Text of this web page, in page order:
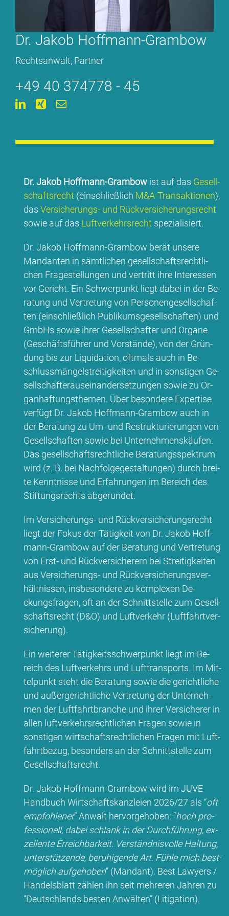
Dr. Ja­kob Hoff­mann-Gram­bow
Rechts­an­walt, Part­ner
+49 40 374778 - 45
Dr. Ja­kob Hoff­mann-Gram­bowist auf das Ge­sell­
schafts­recht (ein­schließ­lich M&A-Transaktionen),
das Ver­si­che­rungs- und Rück­ver­si­che­rungs­recht
so­wie auf das Luft­ver­kehrs­recht spe­zia­li­siert.
Dr. Ja­kob Hoff­mann-Gram­bow be­rät un­se­re
Man­dan­ten in sämt­li­chen ge­sell­schafts­recht­li­
chen Fra­ge­stel­lun­gen und ver­tritt ih­re In­ter­es­sen
vor Ge­richt. Ein Schwer­punkt liegt da­bei in der Be­
ra­tung und Ver­tre­tung von Per­so­nen­ge­sell­schaf­
ten (ein­schließ­lich Pu­bli­kums­ge­sell­schaf­ten) und
GmbHs so­wie ih­rer Ge­sell­schaf­ter und Or­ga­ne
(Ge­schäfts­füh­rer und Vor­stän­de), von der Grün­
dung bis zur Li­qui­da­ti­on, oft­mals auch in Be­
schluss­män­gel­strei­tig­kei­ten und in sons­ti­gen Ge­
sell­schaf­ter­aus­ein­an­der­set­zun­gen so­wie zu Or­
gan­haf­tungs­the­men. Über be­son­de­re Ex­per­ti­se
ver­fügt Dr. Ja­kob Hoff­mann-Gram­bow auch in
der Be­ra­tung zu Um- und Re­struk­tu­rie­run­gen von
Ge­sell­schaf­ten so­wie bei Un­ter­neh­mens­käu­fen.
Das ge­sell­schafts­recht­li­che Be­ra­tungs­spek­trum
wird (z. B. bei Nach­fol­ge­ge­stal­tun­gen) durch brei­
te Kennt­nis­se und Er­fah­run­gen im Be­reich des
Stif­tungs­rechts ab­ge­run­det.
Im Ver­si­che­rungs- und Rück­ver­si­che­rungs­recht
liegt der Fo­kus der Tä­tig­keit von Dr. Ja­kob Hoff­
mann-Gram­bow auf der Be­ra­tung und Ver­tre­tung
von Erst- und Rück­ver­si­che­rern bei Strei­tig­kei­ten
aus Ver­si­che­rungs- und Rück­ver­si­che­rungs­ver­
hält­nis­sen, ins­be­son­de­re zu kom­ple­xen De­
ckungs­fra­gen, oft an der Schnitt­stel­le zum Ge­sell­
schafts­recht (D&O) und Luft­ver­kehr (Luft­fahrt­ver­
si­che­rung).
Ein wei­te­rer Tä­tig­keits­schwer­punkt liegt im Be­
reich des Luft­ver­kehrs und Luft­trans­ports. Im Mit­
tel­punkt steht die Be­ra­tung so­wie die ge­richt­li­che
und au­ßer­ge­richt­li­che Ver­tre­tung der Un­ter­neh­
men der Luft­fahrt­bran­che und ih­rer Ver­si­che­rer in
al­len luft­ver­kehrs­recht­li­chen Fra­gen so­wie in
sons­ti­gen wirt­schafts­recht­li­chen Fra­gen mit Luft­
fahrt­be­zug, be­son­ders an der Schnitt­stel­le zum
Ge­sell­schafts­recht.
Dr. Ja­kob Hoff­mann-Gram­bow wird im JUVE
Hand­buch Wirt­schafts­kanz­lei­en 2026/27 als “oft
emp­foh­le­ner” An­walt her­vor­ge­ho­ben: “hoch pro­
fes­sio­nell, da­bei schlank in der Durch­füh­rung, ex­
zel­len­te Er­reich­bar­keit. Ver­ständ­nis­vol­le Hal­tung,
un­ter­stüt­zen­de, be­ru­hi­gen­de Art. Füh­le mich best­
mög­lich auf­ge­ho­ben” (Man­dant). Best La­wy­ers /
Han­dels­blatt zäh­len ihn seit meh­re­ren Jah­ren zu
“Deutsch­lands bes­ten An­wäl­ten” (Li­ti­ga­ti­on).